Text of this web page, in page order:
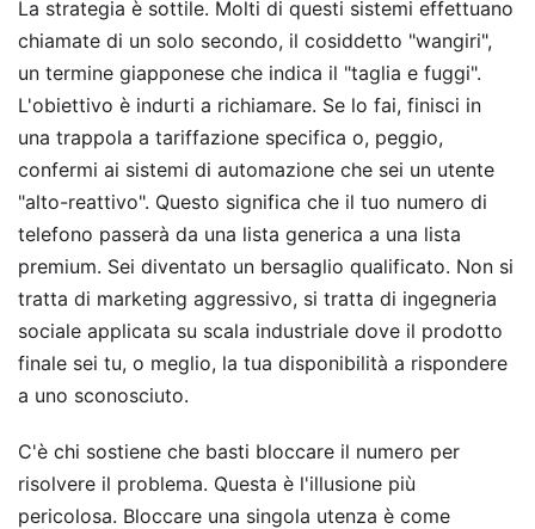
La strategia è sottile. Molti di questi sistemi effettuano
chiamate di un solo secondo, il cosiddetto "wangiri",
un termine giapponese che indica il "taglia e fuggi".
L'obiettivo è indurti a richiamare. Se lo fai, finisci in
una trappola a tariffazione specifica o, peggio,
confermi ai sistemi di automazione che sei un utente
"alto-reattivo". Questo significa che il tuo numero di
telefono passerà da una lista generica a una lista
premium. Sei diventato un bersaglio qualificato. Non si
tratta di marketing aggressivo, si tratta di ingegneria
sociale applicata su scala industriale dove il prodotto
finale sei tu, o meglio, la tua disponibilità a rispondere
a uno sconosciuto.
C'è chi sostiene che basti bloccare il numero per
risolvere il problema. Questa è l'illusione più
pericolosa. Bloccare una singola utenza è come